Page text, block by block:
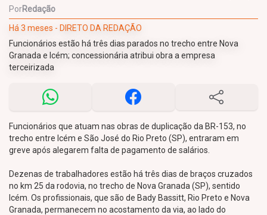
PorRedação
Há 3 meses - DIRETO DA REDAÇÃO
Funcionários estão há três dias parados no trecho entre Nova
Granada e Icém; concessionária atribui obra a empresa
terceirizada
Funcionários que atuam nas obras de duplicação da BR-153, no
trecho entre Icém e São José do Rio Preto (SP), entraram em
greve após alegarem falta de pagamento de salários.
Dezenas de trabalhadores estão há três dias de braços cruzados
no km 25 da rodovia, no trecho de Nova Granada (SP), sentido
Icém. Os profissionais, que são de Bady Bassitt, Rio Preto e Nova
Granada, permanecem no acostamento da via, ao lado do